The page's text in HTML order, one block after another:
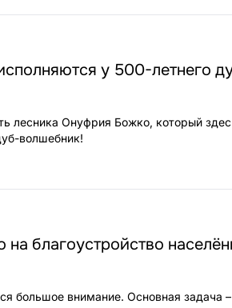
у 500-летнего
лесника Онуфрия Божко, который
волшебник!
благоустройство
большое внимание. Основная задача